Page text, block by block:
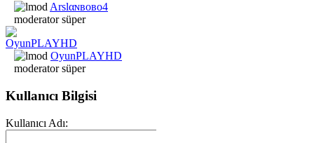
Arѕlαɴвoвo4
moderator süper
OyunPLAYHD
moderator süper
Kullanıcı Bilgisi
Kullanıcı Adı: